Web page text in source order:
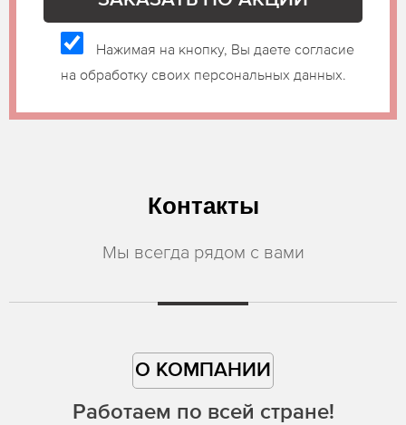
Нажимая на кнопку, Вы даете согласие
на обработку своих персональных данных.
Контакты
Мы всегда рядом с вами
О КОМПАНИИ
Работаем по всей стране!